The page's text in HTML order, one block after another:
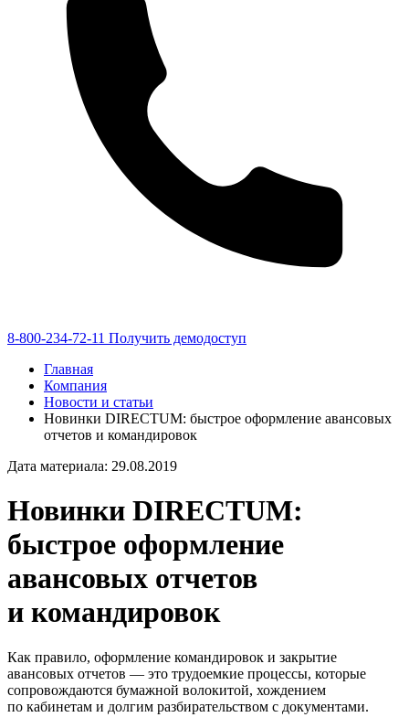
8-800-234-72-11 Получить демодоступ
Главная
Компания
Новости и статьи
Новинки DIRECTUM: быстрое оформление авансовых
отчетов и командировок
Дата материала: 29.08.2019
Новинки DIRECTUM:
быстрое оформление
авансовых отчетов
и командировок
Как правило, оформление командировок и закрытие
авансовых отчетов — это трудоемкие процессы, которые
сопровождаются бумажной волокитой, хождением
по кабинетам и долгим разбирательством с документами.